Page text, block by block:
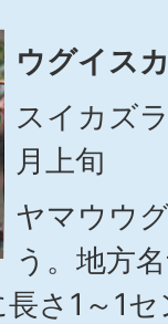
ウグイス
スイカズ
月上旬
ヤマウウ
う。地方
さ1～1